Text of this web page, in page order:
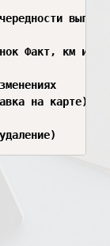
Факт, км и
на карте)